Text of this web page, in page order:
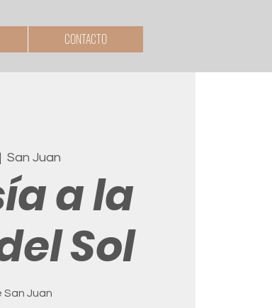
CONTACTO
San Juan
a la
Sol
San Juan